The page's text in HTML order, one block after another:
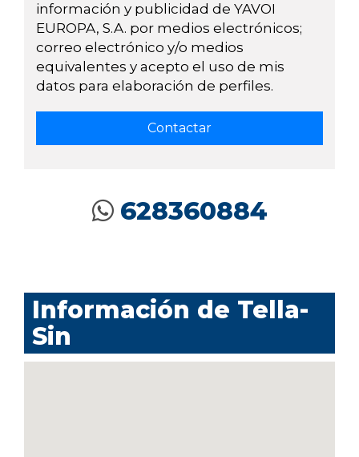
información y publicidad de YAVOI
EUROPA, S.A. por medios electrónicos;
correo electrónico y/o medios
equivalentes y acepto el uso de mis
datos para elaboración de perfiles.
628360884
Información de Tella-
Sin